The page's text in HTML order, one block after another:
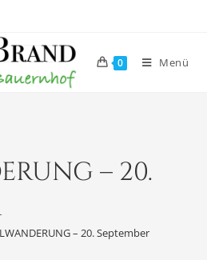
0 Menü
– 20.
– 20. September